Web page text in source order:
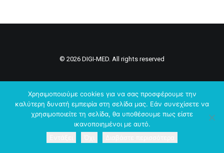
© 2026 DIGI-MED. All rights reserved
Χρησιμοποιούμε cookies για να σας προσφέρουμε την
καλύτερη δυνατή εμπειρία στη σελίδα μας. Εάν συνεχίσετε να
χρησιμοποιείτε τη σελίδα, θα υποθέσουμε πως είστε
ικανοποιημένοι με αυτό.